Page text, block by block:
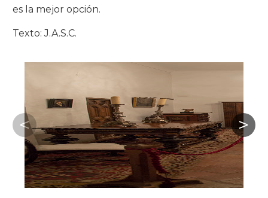
es la mejor opción.
Texto: J.A.S.C.